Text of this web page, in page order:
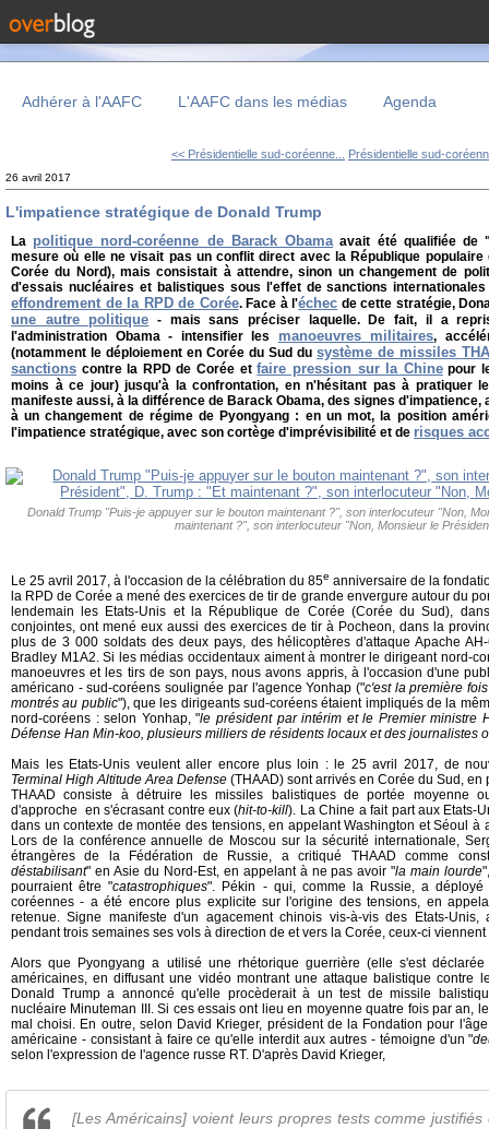
Adhérer à l'AAFC L'AAFC dans les médias Agenda
<< Présidentielle sud-coréenne... Présidentielle sud-
26 avril 2017
L'impatience stratégique de Donald Trump
La politique nord-coréenne de Barack Obamaavait été qualifiée de
mesure où elle ne visait pas un conflit direct avec la République populaire
Corée du Nord), mais consistait à attendre, sinon un changement de
d'essais nucléaires et balistiques sous l'effet de sanctions
effondrement de la RPD de Corée. Face à l'échec de cette stratégie,
une autre politique - mais sans préciser laquelle. De fait, il a
l'administration Obama - intensifier les manoeuvres militaires,
(notamment le déploiement en Corée du Sud du système de missiles
sanctions contre la RPD de Corée etfaire pression sur la Chinepour
moins à ce jour) jusqu'à la confrontation, en n'hésitant pas à pratiquer
manifeste aussi, à la différence de Barack Obama, des signes
à un changement de régime de Pyongyang : en un mot, la position
l'impatience stratégique, avec son cortège d'imprévisibilité et de risques
Donald Trump "Puis-je appuyer sur le bouton maintenant ?", son interlocuteur "Non,
maintenant ?", son interlocuteur "Non, Monsieur le
Le 25 avril 2017, à l'occasion de la célébration du 85e anniversaire de la
la RPD de Corée a mené des exercices de tir de grande envergure autour du
lendemain les Etats-Unis et la République de Corée (Corée du Sud),
conjointes, ont mené eux aussi des exercices de tir à Pocheon, dans la
plus de 3 000 soldats des deux pays, des hélicoptères d'attaque Apache
Bradley M1A2. Si les médias occidentaux aiment à montrer le dirigeant nord-
manoeuvres et les tirs de son pays, nous avons appris, à l'occasion d'une
américano - sud-coréens soulignée par l'agence Yonhap ("c'est la première
montrés au public"), que les dirigeants sud-coréens étaient impliqués de la
nord-coréens : selon Yonhap, "le président par intérim et le Premier ministre
Défense Han Min-koo, plusieurs milliers de résidents locaux et des journalistes
Mais les Etats-Unis veulent aller encore plus loin : le 25 avril 2017, de
Terminal High Altitude Area Defense (THAAD) sont arrivés en Corée du Sud,
THAAD consiste à détruire les missiles balistiques de portée moyenne
d'approche en s'écrasant contre eux (hit-to-kill). La Chine a fait part aux Etats-
dans un contexte de montée des tensions, en appelant Washington et Séoul à
Lors de la conférence annuelle de Moscou sur la sécurité internationale,
étrangères de la Fédération de Russie, a critiqué THAAD comme
déstabilisant" en Asie du Nord-Est, en appelant à ne pas avoir "la main lourde
pourraient être "catastrophiques". Pékin - qui, comme la Russie, a
coréennes - a été encore plus explicite sur l'origine des tensions, en
retenue. Signe manifeste d'un agacement chinois vis-à-vis des Etats-
pendant trois semaines ses vols à direction de et vers la Corée, ceux-ci
Alors que Pyongyang a utilisé une rhétorique guerrière (elle s'est
américaines, en diffusant une vidéo montrant une attaque balistique contre
Donald Trump a annoncé qu'elle procèderait à un test de missile
nucléaire Minuteman III. Si ces essais ont lieu en moyenne quatre fois par an,
mal choisi. En outre, selon David Krieger, président de la Fondation pour
américaine - consistant à faire ce qu'elle interdit aux autres - témoigne d'un "
selon l'expression de l'agence russe RT. D'après David Krieger,
[Les Américains] voient leurs propres tests comme